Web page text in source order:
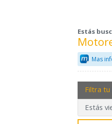
Estás
Mas
Filtra tu
Estás